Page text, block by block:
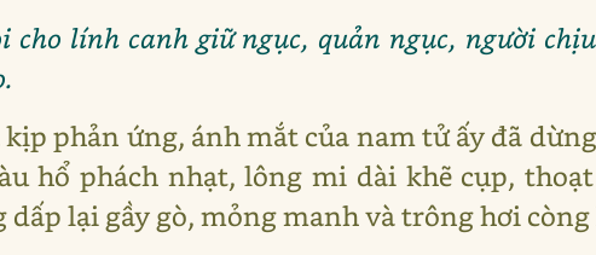
cho lính canh giữ ngục, quản ngục, người
kịp phản ứng, ánh mắt của nam tử ấy đã
hổ phách nhạt, lông mi dài khẽ cụp,
lại gầy gò, mỏng manh và trông hơi